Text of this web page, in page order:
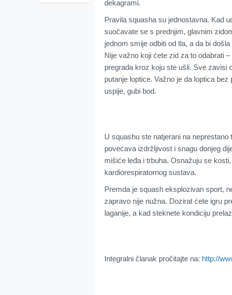
dekagrami.
Pravila squasha su jednostavna. Kad
suočavate se s prednjim, glavnim
jednom smije odbiti od tla, a da bi
Nije važno koji ćete zid za to odabrati
pregrada kroz koju ste ušli. Sve zavisi
putanje loptice. Važno je da loptica
uspije, gubi bod.
U squashu ste natjerani na
povećava izdržljivost i snagu donjeg
mišiće leđa i trbuha. Osnažuju se
kardiorespiratornog sustava.
Premda je squash eksplozivan sport,
zapravo nije nužna. Dozirat ćete igru
laganije, a kad steknete kondiciju
Integralni članak pročitajte na: http://